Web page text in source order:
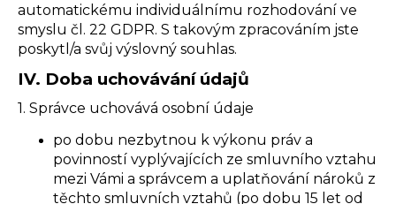
automatickému individuálnímu rozhodování ve
smyslu čl. 22 GDPR. S takovým zpracováním jste
poskytl/a svůj výslovný souhlas.
IV. Doba uchovávání údajů
1. Správce uchovává osobní údaje
po dobu nezbytnou k výkonu práv a
povinností vyplývajících ze smluvního vztahu
mezi Vámi a správcem a uplatňování nároků z
těchto smluvních vztahů (po dobu 15 let od